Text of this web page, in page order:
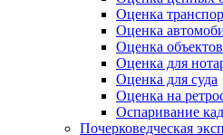
Оценка
Оценка
Оценка
Оценка для
Оценка для суда
Оценка на
Оспаривание
Почерковедческая